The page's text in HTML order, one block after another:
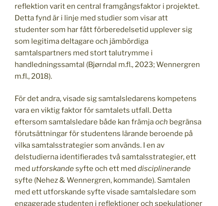
reflektion varit en central framgångsfaktor i projektet.
Detta fynd är i linje med studier som visar att
studenter som har fått förberedelsetid upplever sig
som legitima deltagare och jämbördiga
samtalspartners med stort talutrymme i
handledningssamtal (Bjørndal m.fl., 2023; Wennergren
m.fl., 2018).
För det andra, visade sig samtalsledarens kompetens
vara en viktig faktor för samtalets utfall. Detta
eftersom samtalsledare både kan främjaoch begränsa
förutsättningar för studentens lärande beroende på
vilka samtalsstrategier som används. I en av
delstudierna identifierades två samtalsstrategier, ett
med utforskandesyfte och ett med disciplinerande
syfte (Nehez & Wennergren, kommande). Samtalen
med ett utforskande syfte visade samtalsledare som
engagerade studenten i reflektioner och spekulationer